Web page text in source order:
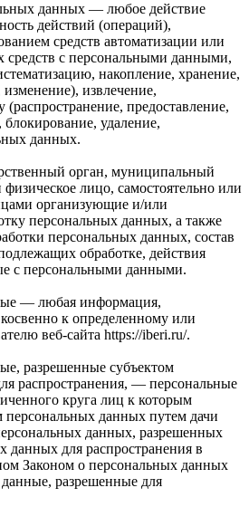
данных — любое действие
действий (операций),
средств автоматизации или
средств с персональными данными,
накопление, хранение,
извлечение,
(распространение, предоставление,
удаление,
данных.
орган, муниципальный
лицо, самостоятельно или
организующие и/или
персональных данных, а также
персональных данных, состав
обработке, действия
с персональными данными.
— любая информация,
к определенному или
веб-сайта https://iberi.ru/.
разрешенные субъектом
распространения, — персональные
круга лиц к которым
персональных данных путем дачи
данных, разрешенных
данных для распространения в
Законом о персональных данных
разрешенные для